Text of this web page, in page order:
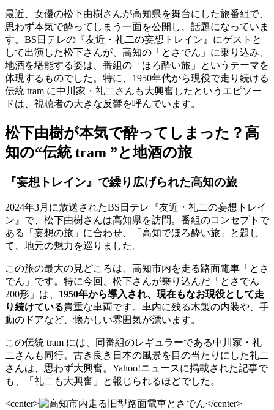
最近、女優の松下由樹さんが高知県を舞台にした旅番組で、
思わず本気で酔ってしまう一面を公開し、話題になっていま
す。BS日テレの『友近・礼二の妄想トレイン』にゲストと
して出演した松下さんが、高知の「とさでん」に乗り込み、
地酒を堪能する姿は、番組の「ほろ酔い旅」というテーマを
体現するものでした。特に、1950年代から現役で走り続ける
伝統 tram に中川家・礼二さんも大興奮したというエピソー
ドは、視聴者の大きな反響を呼んでいます。
松下由樹が本気で酔ってしまった？高
知の“伝統 tram ”と地酒の旅
『妄想トレイン』で繰り広げられた高知の旅
2024年3月に放送されたBS日テレ『友近・礼二の妄想トレイ
ン』で、松下由樹さんは高知県を訪問。番組のコンセプトで
ある「妄想の旅」に合わせ、「高知でほろ酔い旅」と題し
て、地元の魅力を巡りました。
この旅の最大の見どころは、高知市内を走る路面電車「とさ
でん」です。特に今回、松下さんが乗り込んだ「とさでん
200形」は、 1950年から導入され、現在もなお現役として走
り続けている貴重な車両です。車内に残る木製の内装や、手
動のドアなど、懐かしい雰囲気が漂います。
この伝統 tram には、同番組のレギュラーである中川家・礼
二さんも同行。古き良き日本の風景を目の当たりにした礼二
さんは、思わず大興奮。Yahoo!ニュースに掲載された記事で
も、「礼二も大興奮」と報じられるほどでした。
<center> </center>